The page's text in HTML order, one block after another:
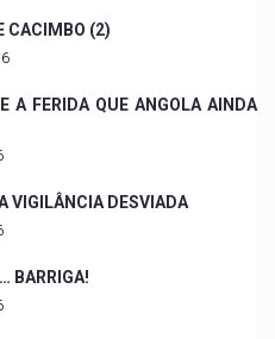
CACIMBO (2)
A FERIDA QUE ANGOLA AINDA
VIGILÂNCIA DESVIADA
BARRIGA!